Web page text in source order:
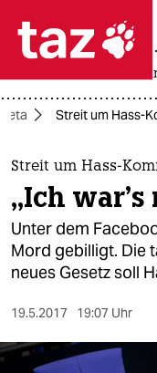

themen
politik
öko
usa
Streit um Hass-
Streit um Hass-
„Ich war's
Unter dem
Mord gebilligt. Die
neues Gesetz soll
19.5.2017 19:07 Uhr